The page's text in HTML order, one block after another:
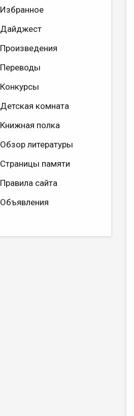
Избранное
Дайджест
Произведения
Переводы
Конкурсы
Детская комната
Книжная полка
Обзор литературы
Страницы памяти
Правила сайта
Объявления